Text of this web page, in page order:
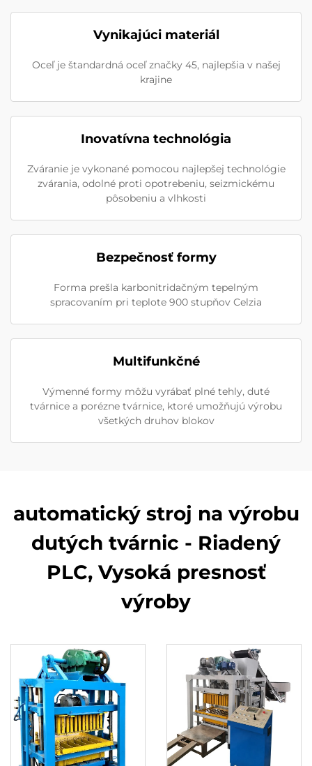
Vynikajúci materiál
Oceľ je štandardná oceľ značky 45, najlepšia v našej
krajine
Inovatívna technológia
Zváranie je vykonané pomocou najlepšej technológie
zvárania, odolné proti opotrebeniu, seizmickému
pôsobeniu a vlhkosti
Bezpečnosť formy
Forma prešla karbonitridačným tepelným
spracovaním pri teplote 900 stupňov Celzia
Multifunkčné
Výmenné formy môžu vyrábať plné tehly, duté
tvárnice a porézne tvárnice, ktoré umožňujú výrobu
všetkých druhov blokov
automatický stroj na výrobu
dutých tvárnic - Riadený
PLC, Vysoká presnosť
výroby